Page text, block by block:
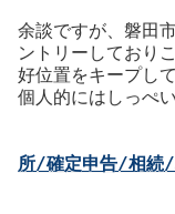
余談ですが、磐田
ントリーしており
好位置をキープし
個人的にはしっぺ
監査
所/確定申告/相続/